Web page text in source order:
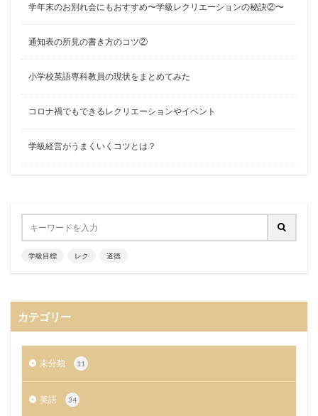
学年末のお別れ会にもおすすめ〜学級レクリエーションの秘訣②〜
通知表の所見の書き方のコツ②
小学校英語専科教員の現状をまとめてみた
コロナ禍でもできるレクリエーションやイベント
学級経営がうまくいくコツとは？
学級目標 レク 道徳
カテゴリー
未分類 11
英語 34